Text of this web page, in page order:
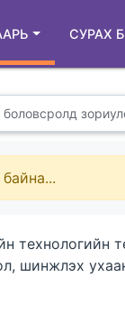
СУРАХ
технологийн
шинжлэх